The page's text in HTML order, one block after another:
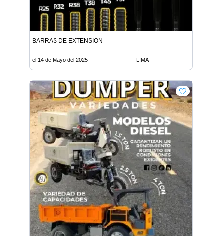
BARRAS DE EXTENSION
el 14 de Mayo del 2025 LIMA